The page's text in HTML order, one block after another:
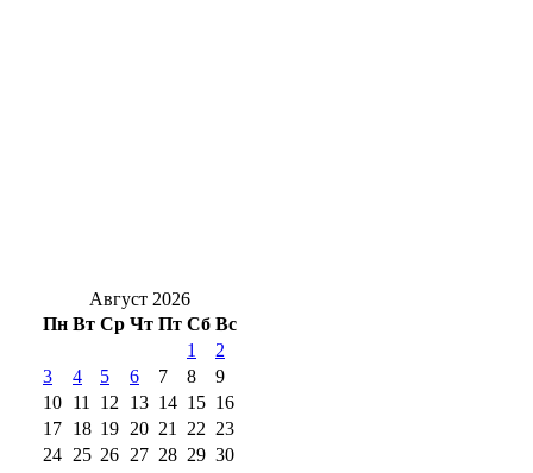
Август 2026
Пн Вт Ср Чт Пт Сб Вс
1
2
3
4 5 6 7 8
9
10 11 12 13 14 15 16
17 18 19 20 21 22 23
24 25 26 27 28 29 30